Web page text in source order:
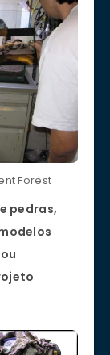
Forest
pedras,